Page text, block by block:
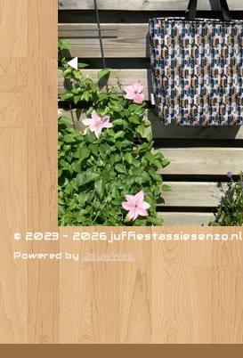
© 2023 - 2026 juffiestassiesenzo.nl
Powered by JouwWeb